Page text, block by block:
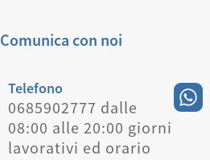
Comunica con noi
Telefono
0685902777 dalle
08:00 alle 20:00 giorni
lavorativi ed orario